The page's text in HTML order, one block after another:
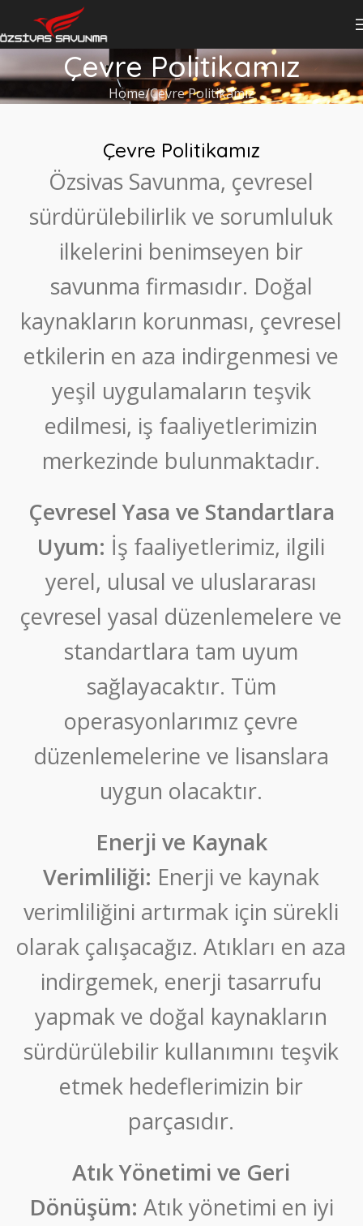
Çevre Politikamız
Home Çevre Politikamız
Çevre Politikamız
Özsivas Savunma, çevresel
sürdürülebilirlik ve sorumluluk
ilkelerini benimseyen bir
savunma firmasıdır. Doğal
kaynakların korunması, çevresel
etkilerin en aza indirgenmesi ve
yeşil uygulamaların teşvik
edilmesi, iş faaliyetlerimizin
merkezinde bulunmaktadır.
Çevresel Yasa ve Standartlara
Uyum: İş faaliyetlerimiz, ilgili
yerel, ulusal ve uluslararası
çevresel yasal düzenlemelere ve
standartlara tam uyum
sağlayacaktır. Tüm
operasyonlarımız çevre
düzenlemelerine ve lisanslara
uygun olacaktır.
Enerji ve Kaynak
Verimliliği: Enerji ve kaynak
verimliliğini artırmak için sürekli
olarak çalışacağız. Atıkları en aza
indirgemek, enerji tasarrufu
yapmak ve doğal kaynakların
sürdürülebilir kullanımını teşvik
etmek hedeflerimizin bir
parçasıdır.
Atık Yönetimi ve Geri
Dönüşüm: Atık yönetimi en iyi